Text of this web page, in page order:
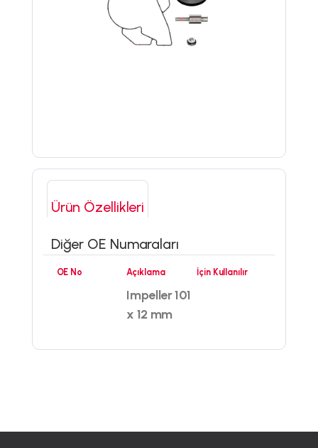
Ürün Özellikleri
Diğer OE Numaraları
OE No Açıklama
Impeller 101
x 12 mm
İçin Kullanılır